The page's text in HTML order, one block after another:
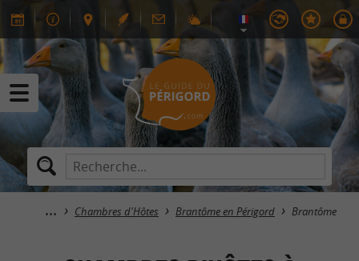
Chambres d'Hôtes Brantôme en Périgord Brantôme